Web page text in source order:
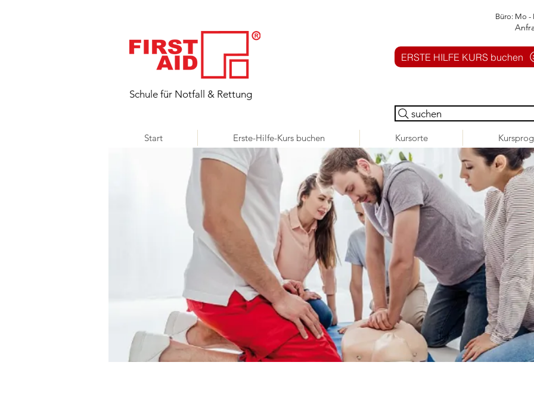
​Schule für Notfall & Rettung
Büro: Mo -
ERSTE HILFE KURS buchen
suchen
Start Erste-Hilfe-Kurs buchen Kursorte